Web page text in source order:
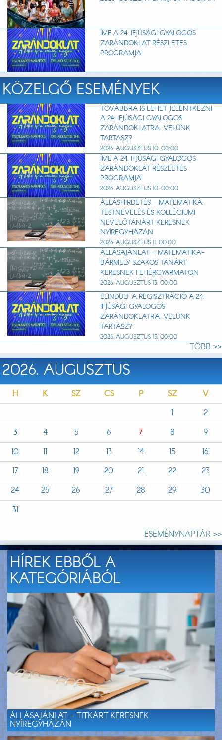
ÍME A 24. IFJÚSÁGI GYALOGOS
ZARÁNDOKLAT RÉSZLETES
PROGRAMJA!
KÖZELGŐ ESEMÉNYEK
TOVÁBBRA IS LEHET JELENTKEZNI
A 24. IFJÚSÁGI GYALOGOS
ZARÁNDOKLATRA. VELÜNK
TARTASZ?
2026. AUGUSZTUS 10. 00:00
ÍME A 24. IFJÚSÁGI GYALOGOS
ZARÁNDOKLAT RÉSZLETES
PROGRAMJA!
2026. AUGUSZTUS 10. 00:00
ÁLLÁSHIRDETÉS – MATEMATIKA,
TESTNEVELÉS ÉS KOLLÉGIUMI
NEVELŐTANÁRT KERESNEK
NYÍREGYHÁZÁN
2026. AUGUSZTUS 11. 00:00
ÁLLÁSAJÁNLAT – MATEMATIKA-
BÁRMELY SZAKOS TANÁRT
KERESNEK FEHÉRGYARMATON
2026. AUGUSZTUS 13. 00:00
ELINDULT A REGISZTRÁCIÓ A 24.
IFJÚSÁGI GYALOGOS
ZARÁNDOKLATRA. VELÜNK
TARTASZ?
2026. AUGUSZTUS 15. 00:00
TÖBB >>
2026. AUGUSZTUS
H K SZ CS P SZ
V
1
2
3
4 5 6 7 8
9
10
11 12 13 14 15
16
17
18 19 20 21 22
23
24
25 26 27 28 29
30
31
ESEMÉNYNAPTÁR >>
HÍREK EBBŐL A
KATEGÓRIÁBÓL
ÁLLÁSAJÁNLAT – TITKÁRT KERESNEK
NYÍREGYHÁZÁN